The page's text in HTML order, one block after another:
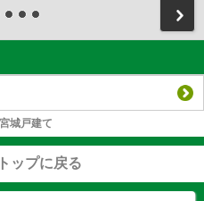
宮城戸建て
ップに戻る